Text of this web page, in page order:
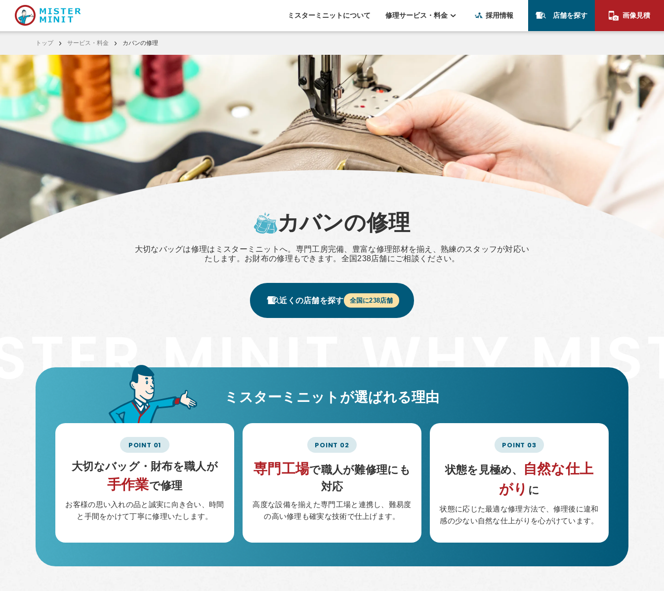
ミスターミニットについて 修理サービス・料金 採用情報 店舗を探す 画像見積
トップ サービス・料金 カバンの修理
カバンの修理
大切なバッグは修理はミスターミニットへ。専門工房完備、豊富な修理部材を揃え、熟練のスタッフが対応い
たします。お財布の修理もできます。全国 238店舗にご相談ください。
近くの店舗を探す 全国に238店舗
ミスターミニットが選ばれる理由
大切なバッグ・財布を職人が
手作業で修理
お客様の思い入れの品と誠実に向き合い、時間
と手間をかけて丁寧に修理いたします。
専門工場で職人が難修理にも
対応
高度な設備を揃えた専門工場と連携し、難易度
の高い修理も確実な技術で仕上げます。
状態を見極め、
自然な仕上
がり に
状態に応じた最適な修理方法で、修理後に違和
感の少ない自然な仕上がりを心がけています。